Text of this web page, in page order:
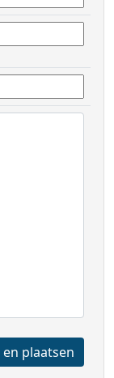
Registreren en plaatsen